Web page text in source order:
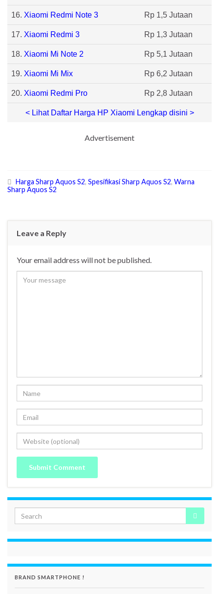
16. Xiaomi Redmi Note 3 Rp 1,5 Jutaan
17. Xiaomi Redmi 3 Rp 1,3 Jutaan
18. Xiaomi Mi Note 2 Rp 5,1 Jutaan
19. Xiaomi Mi Mix Rp 6,2 Jutaan
20. Xiaomi Redmi Pro Rp 2,8 Jutaan
< Lihat Daftar Harga HP Xiaomi Lengkap disini >
Advertisement
Harga Sharp Aquos S2, Spesifikasi Sharp Aquos S2, Warna
Sharp Aquos S2
Leave a Reply
Your email address will not be published.
BRAND SMARTPHONE !